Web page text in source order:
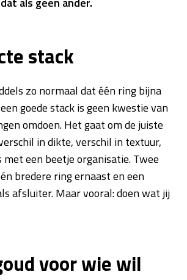
stack
zo normaal dat één ring bijna
goede stack is geen kwestie van
omdoen. Het gaat om de juiste
in dikte, verschil in textuur,
met een beetje organisatie. Twee
bredere ring ernaast en een
afsluiter. Maar vooral: doen wat jij
voor wie wil